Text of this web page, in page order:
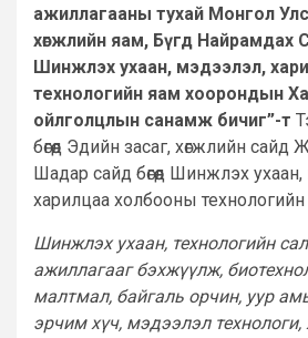
ажиллагааны тухай Монгол
хөгжлийн яам, Бүгд Найрамдах
Шинжлэх ухаан, мэдээлэл,
технологийн яам хоорондын
ойлголцлын санамж бичиг”-т
бөгөөд Эдийн засаг, хөгжлийн
Шадар сайд бөгөөд Шинжлэх
харилцаа холбооны
Шинжлэх ухаан, технологийн
ажиллагааг бэхжүүлж,
малтмал, байгаль орчин, уур
эрчим хүч, мэдээлэл